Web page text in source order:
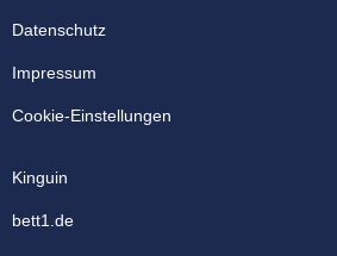
Datenschutz
Impressum
Cookie-Einstellungen
Kinguin
bett1.de